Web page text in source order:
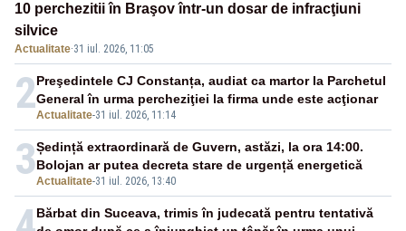
10 perchezitii în Braşov într-un dosar de infracţiuni
silvice
Actualitate·31 iul. 2026, 11:05
2Actualitate-31 iul. 2026, 11:14
Preşedintele CJ Constanța, audiat ca martor la Parchetul
General în urma percheziţiei la firma unde este acţionar
3Actualitate-31 iul. 2026, 13:40
Ședință extraordinară de Guvern, astăzi, la ora 14:00.
Bolojan ar putea decreta stare de urgență energetică
Bărbat din Suceava, trimis în judecată pentru tentativă